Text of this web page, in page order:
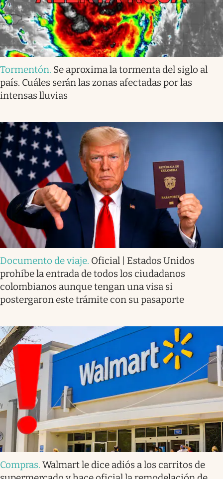
Tormentón. Se aproxima la tormenta del siglo al
país. Cuáles serán las zonas afectadas por las
intensas lluvias
Documento de viaje. Oficial | Estados Unidos
prohíbe la entrada de todos los ciudadanos
colombianos aunque tengan una visa si
postergaron este trámite con su pasaporte
Compras. Walmart le dice adiós a los carritos de